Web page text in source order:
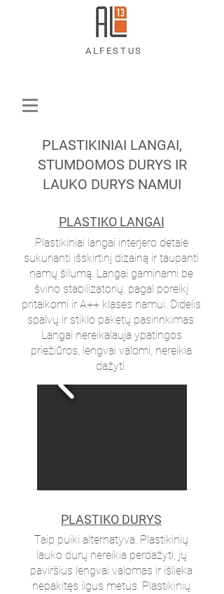
ALFESTUS
PLASTIKINIAI LANGAI,
STUMDOMOS DURYS IR
LAUKO DURYS NAMUI
PLASTIKO LANGAI
Plastikiniai langai interjero detalė
sukurianti išskirtinį dizainą ir taupanti
namų šilumą. Langai gaminami be
švino stabilizatorių, pagal poreikį
pritaikomi ir A++ klasės namui. Didelis
spalvų ir stiklo paketų pasirinkimas.
Langai nereikalauja ypatingos
priežiūros, lengvai valomi, nereikia
dažyti.
PLASTIKO DURYS
Taip puiki alternatyva. Plastikinių
lauko durų nereikia perdažyti, jų
paviršius lengvai valomas ir išlieka
nepakitęs ilgus metus. Plastikinių